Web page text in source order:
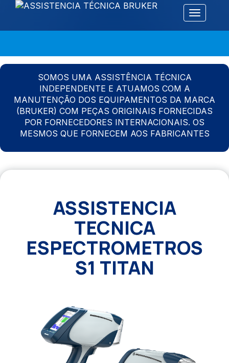
Alternar
SOMOS UMA ASSISTÊNCIA TÉCNICA
INDEPENDENTE E ATUAMOS COM A
MANUTENÇÃO DOS EQUIPAMENTOS DA MARCA
(BRUKER) COM PEÇAS ORIGINAIS FORNECIDAS
POR FORNECEDORES INTERNACIONAIS. OS
MESMOS QUE FORNECEM AOS FABRICANTES
ASSISTENCIA
TECNICA
ESPECTROMETROS
S1 TITAN